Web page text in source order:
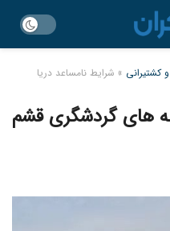
کشتیرانی » شرایط نامساعد دریا
های گردشگری قشم